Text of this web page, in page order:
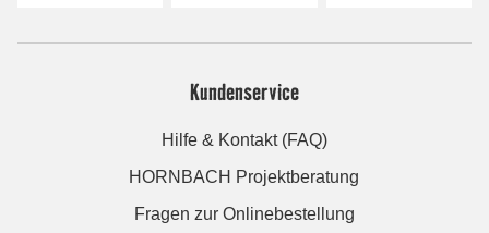
Kundenservice
Hilfe & Kontakt (FAQ)
HORNBACH Projektberatung
Fragen zur Onlinebestellung